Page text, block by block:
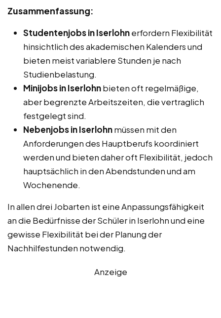
Zusammenfassung:
Studentenjobs in Iserlohnerfordern Flexibilität
hinsichtlich des akademischen Kalenders und
bieten meist variablere Stunden je nach
Studienbelastung.
Minijobs in Iserlohnbieten oft regelmäßige,
aber begrenzte Arbeitszeiten, die vertraglich
festgelegt sind.
Nebenjobs in Iserlohnmüssen mit den
Anforderungen des Hauptberufs koordiniert
werden und bieten daher oft Flexibilität, jedoch
hauptsächlich in den Abendstunden und am
Wochenende.
In allen drei Jobarten ist eine Anpassungsfähigkeit
an die Bedürfnisse der Schüler in Iserlohn und eine
gewisse Flexibilität bei der Planung der
Nachhilfestunden notwendig.
Anzeige